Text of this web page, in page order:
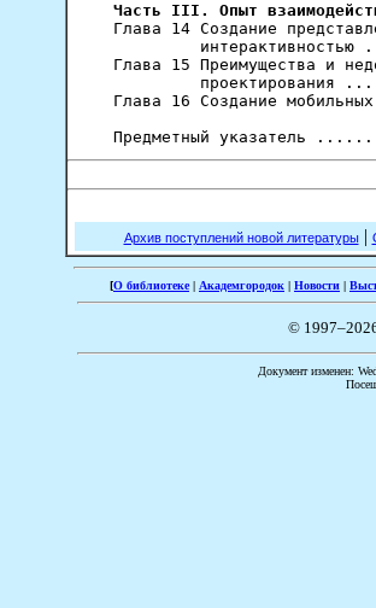
Часть III. Опыт
Глава 14 Создание
интерактивностью
Глава 15 Преимущества и
проектирования
Глава 16 Создание
Архив поступлений новой литературы|
[О библиотеке| Академгородок | Новости |
©
Документ изменен: